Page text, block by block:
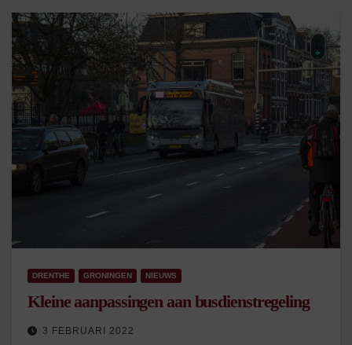
DRENTHE GRONINGEN NIEUWS
Kleine aanpassingen aan busdienstregeling
3 FEBRUARI 2022